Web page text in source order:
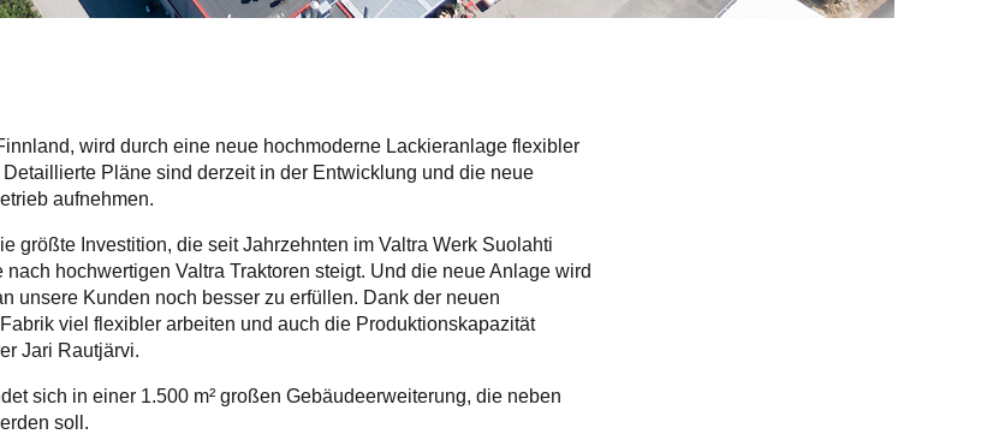
wird durch eine neue hochmoderne Lackieranlage flexibler
Pläne sind derzeit in der Entwicklung und die neue
aufnehmen.
größte Investition, die seit Jahrzehnten im Valtra Werk Suolahti
hochwertigen Valtra Traktoren steigt. Und die neue Anlage wird
unsere Kunden noch besser zu erfüllen. Dank der neuen
viel flexibler arbeiten und auch die Produktionskapazität
Jari Rautjärvi.
sich in einer 1.500 m² großen Gebäudeerweiterung, die neben
soll.